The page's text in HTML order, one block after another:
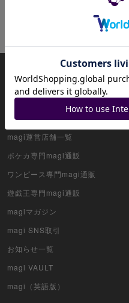
ナミ
magiについて
HOME
アプリ版magi
magi運営店舗一覧
ポケカ専門magi通販
ワンピース専門magi通販
遊戯王専門magi通販
magiマガジン
magi SNS取引
お知らせ一覧
magi VAULT
magi（英語版）